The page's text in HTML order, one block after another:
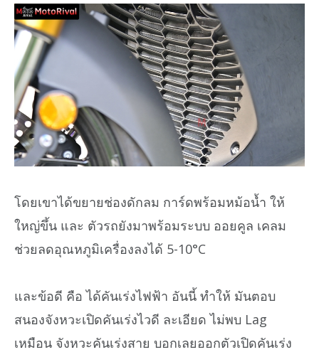
โดยเขาได้ขยายช่องดักลม การ์ดพร้อมหม้อน้ำ ให้
ใหญ่ขึ้น และ ตัวรถยังมาพร้อมระบบ ออยคูล เคลม
ช่วยลดอุณหภูมิเครื่องลงได้ 5-10°C
และข้อดี คือ ได้คันเร่งไฟฟ้า อันนี้ ทำให้ มันตอบ
สนองจังหวะเปิดคันเร่งไวดี ละเอียด ไม่พบ Lag
เหมือน จังหวะคันเร่งสาย บอกเลยออกตัวเปิดคันเร่ง